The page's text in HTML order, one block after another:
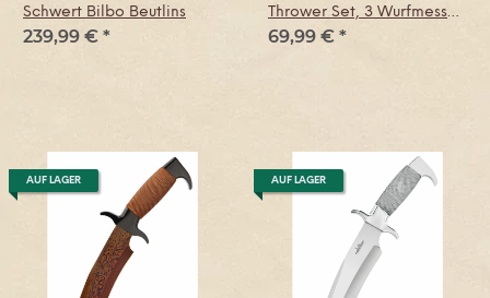
Schwert Bilbo Beutlins
239,99 € *
Thrower Set, 3 Wurfmesser,
groß
69,99 € *
AUF LAGER AUF LAGER